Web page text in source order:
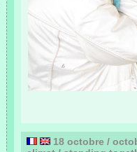
18 octobre /